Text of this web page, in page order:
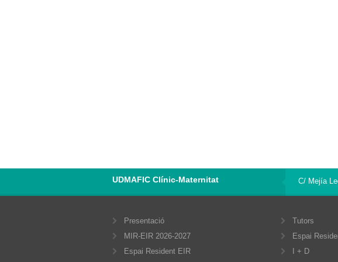
UDMAFIC Clínic-Maternitat C/ Mejía
Presentació
Tutors
MIR-EIR 2026-2027
Espai
Espai Resident EIR
I + D